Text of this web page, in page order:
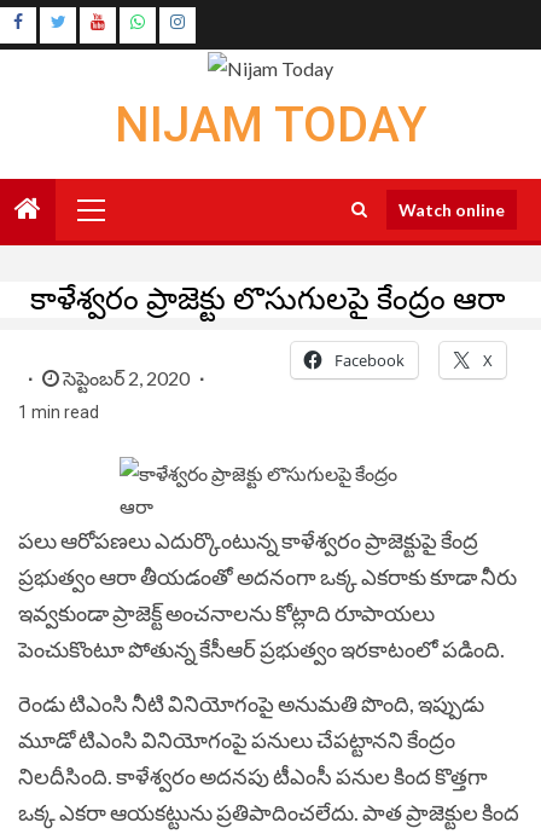
Skip
to
Instagram
NIJAM TODAY
Menu
Watch online
కాళేశ్వరం ప్రాజెక్టు లొసుగులపై కేంద్రం ఆరా
సెప్టెంబర్ 2, 2020
1 min read
Facebook X
పలు ఆరోపణలు ఎదుర్కొంటున్న కాళేశ్వరం ప్రాజెక్టుపై కేంద్ర
ప్రభుత్వం ఆరా తీయడంతో అదనంగా ఒక్క ఎకరాకు కూడా నీరు
ఇవ్వకుండా ప్రాజెక్ట్ అంచనాలను కోట్లాది రూపాయలు
పెంచుకొంటూ పోతున్న కేసీఆర్ ప్రభుత్వం ఇరకాటంలో పడింది.
రెండు టిఎంసి నీటి వినియోగంపై అనుమతి పొంది, ఇప్పుడు
మూడో టిఎంసి వినియోగంపై పనులు చేపట్టానని కేంద్రం
నిలదీసింది. కాళేశ్వరం అదనపు‌ టీఎంసీ పనుల కింద కొత్తగా
ఒక్క ఎకరా ఆయకట్టును ప్రతిపాదించలేదు. పాత ప్రాజెక్టుల కింద